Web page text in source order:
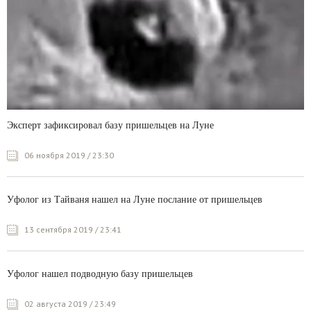
Эксперт зафиксировал базу пришельцев на Луне
06 ноября 2019 / 23:30
Уфолог из Тайваня нашел на Луне послание от пришельцев
13 сентября 2019 / 23:41
Уфолог нашел подводную базу пришельцев
02 августа 2019 / 23:49